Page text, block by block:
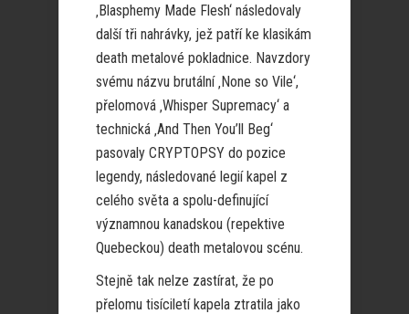
‚Blasphemy Made Flesh‘ následovaly
další tři nahrávky, jež patří ke klasikám
death metalové pokladnice. Navzdory
svému názvu brutální ‚None so Vile‘,
přelomová ‚Whisper Supremacy‘ a
technická ‚And Then You’ll Beg‘
pasovaly CRYPTOPSY do pozice
legendy, následované legií kapel z
celého světa a spolu-definující
významnou kanadskou (repektive
Quebeckou) death metalovou scénu.
Stejně tak nelze zastírat, že po
přelomu tisíciletí kapela ztratila jako